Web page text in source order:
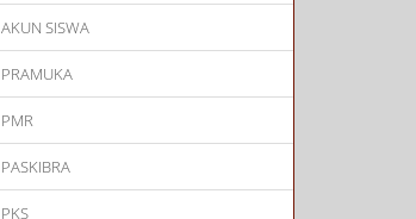
AKUN SISWA
PRAMUKA
PMR
PASKIBRA
PKS